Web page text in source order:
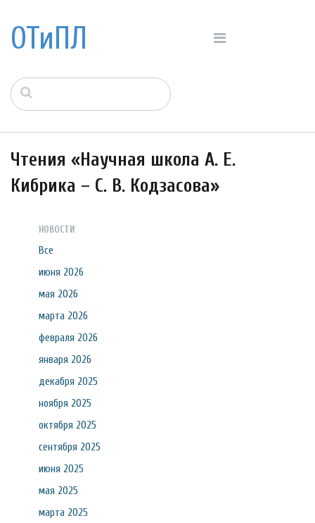
ОТиПЛ
Чтения «Научная школа А. Е.
Кибрика – С. В. Кодзасова»
НОВОСТИ
Все
июня 2026
мая 2026
марта 2026
февраля 2026
января 2026
декабря 2025
ноября 2025
октября 2025
сентября 2025
июня 2025
мая 2025
марта 2025